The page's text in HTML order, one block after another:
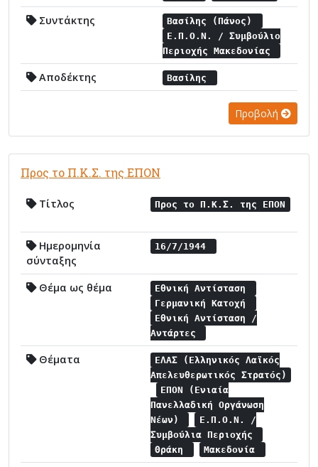
Συντάκτης
Βασίλης (Πάνος)
Ε.Π.Ο.Ν. / Συμβούλιο
Περιοχής Μακεδονίας
Αποδέκτης Βασίλης
Προβολή
Προς το Π.Κ.Σ. της ΕΠΟΝ
Τίτλος Προς το Π.Κ.Σ. της ΕΠΟΝ
Ημερομηνία
σύνταξης
16/7/1944
Θέμα ως θέμα
Εθνική Αντίσταση
Γερμανική Κατοχή
Εθνική Αντίσταση /
Αντάρτες
Θέματα
ΕΛΑΣ (Ελληνικός Λαϊκός
Απελευθερωτικός Στρατός)
ΕΠΟΝ (Ενιαία
Πανελλαδική Οργάνωση
Νέων)
Ε.Π.Ο.Ν. /
Συμβούλια Περιοχής
Θράκη
Μακεδονία